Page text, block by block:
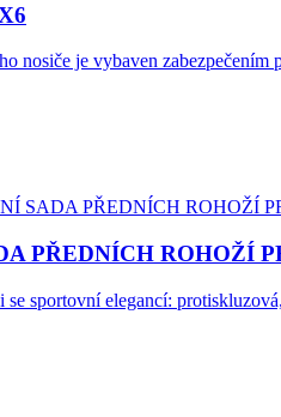
nosiče je vybaven
PŘEDNÍCH ROHOŽÍ
sportovní elegancí: